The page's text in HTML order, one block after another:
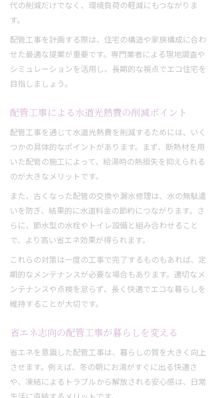
代の削減だけでなく、環境負荷の軽減にもつながりま
す。
配管工事を計画する際は、住宅の構造や家族構成に合わ
せた最適な提案が重要です。専門業者による現地調査や
シミュレーションを活用し、長期的な視点でエコ住宅を
目指しましょう。
配管工事による水道光熱費の削減ポイント
配管工事を通じて水道光熱費を削減するためには、いく
つかの具体的なポイントがあります。まず、断熱材を用
いた配管の施工によって、給湯時の熱損失を抑えられる
のが大きなメリットです。
また、古くなった配管の交換や漏水修理は、水の無駄遣
いを防ぎ、結果的に水道料金の節約につながります。さ
らに、節水型の水栓やトイレ設備と組み合わせること
で、より高い省エネ効果が得られます。
これらの対策は一度の工事で完了するものもあれば、定
期的なメンテナンスが必要な場合もあります。適切なメ
ンテナンスや点検を怠らず、長く快適でエコな暮らしを
維持することが大切です。
省エネ志向の配管工事が暮らしを変える
省エネを意識した配管工事は、暮らしの質を大きく向上
させます。例えば、冬の朝にお湯がすぐに出る快適さ
や、凍結によるトラブルから解放される安心感は、日常